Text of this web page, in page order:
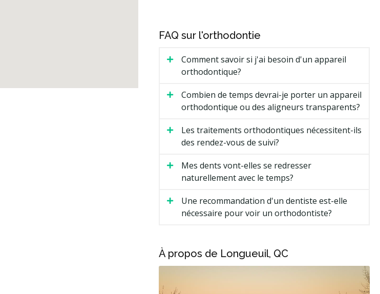
FAQ sur l'orthodontie
Comment savoir si j'ai besoin d'un appareil
orthodontique?
Combien de temps devrai-je porter un appareil
orthodontique ou des aligneurs transparents?
Les traitements orthodontiques nécessitent-ils
des rendez-vous de suivi?
Mes dents vont-elles se redresser
naturellement avec le temps?
Une recommandation d'un dentiste est-elle
nécessaire pour voir un orthodontiste?
À propos de Longueuil, QC